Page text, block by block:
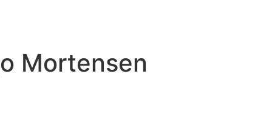
Mortensen